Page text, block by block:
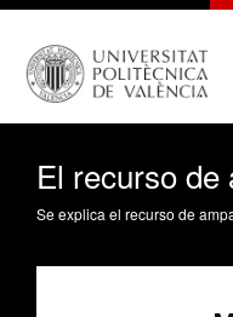
El recurso de